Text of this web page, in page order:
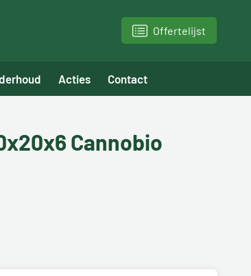
Offertelijst
Acties Contact
Cannobio